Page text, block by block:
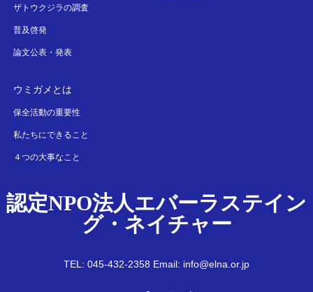
ザトウクジラの調査
普及啓発
論文公表・発表
ウミガメとは
保全活動の重要性
私たちにできること
４つの大事なこと
認定NPO法人エバーラステイン
グ・ネイチャー
TEL: 045-432-2358 Email: info@elna.or.jp